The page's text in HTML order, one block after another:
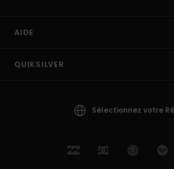
AIDE
QUIKSILVER
Sélectionnez votre